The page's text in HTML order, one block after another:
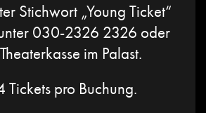
Stichwort „Young Ticket“
030-2326 2326 oder
im Palast.
Tickets pro Buchung.